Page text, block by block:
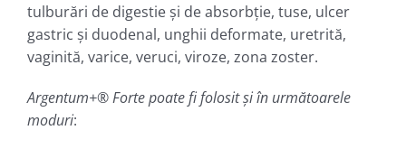
tulburări de digestie şi de absorbţie, tuse, ulcer
gastric şi duodenal, unghii deformate, uretrită,
vaginită, varice, veruci, viroze, zona zoster.
Argentum+® Forte poate fi folosit şi în următoarele
moduri: